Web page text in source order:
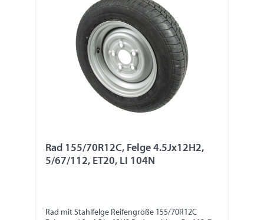
Rad 155/70R12C, Felge 4.5Jx12H2,
5/67/112, ET20, LI 104N
Rad mit Stahlfelge Reifengröße 155/70R12C